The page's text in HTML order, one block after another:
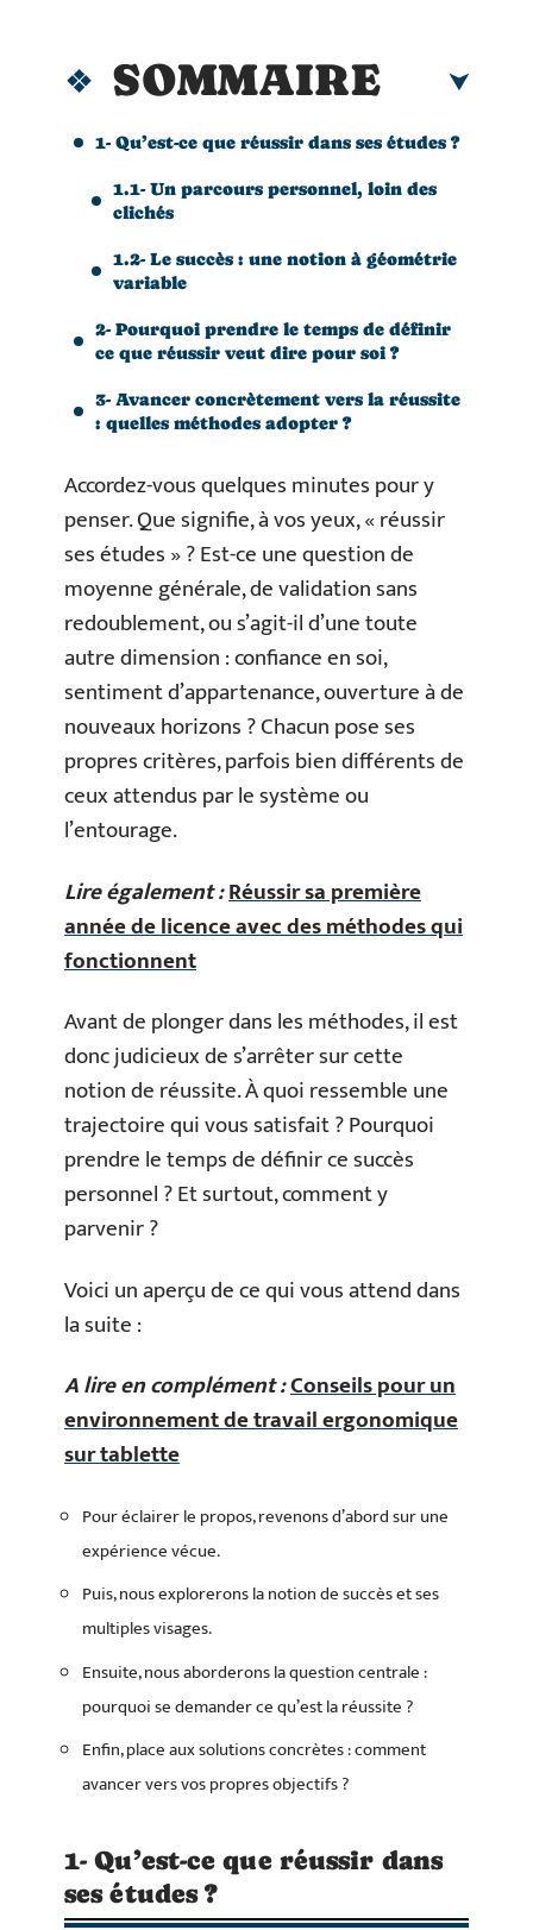
SOMMAIRE
1- Qu’est-ce que réussir dans ses études ?
1.1- Un parcours personnel, loin des
clichés
1.2- Le succès : une notion à géométrie
variable
2- Pourquoi prendre le temps de définir
ce que réussir veut dire pour soi ?
3- Avancer concrètement vers la réussite
: quelles méthodes adopter ?
Accordez-vous quelques minutes pour y
penser. Que signifie, à vos yeux, « réussir
ses études » ? Est-ce une question de
moyenne générale, de validation sans
redoublement, ou s’agit-il d’une toute
autre dimension : confiance en soi,
sentiment d’appartenance, ouverture à de
nouveaux horizons ? Chacun pose ses
propres critères, parfois bien différents de
ceux attendus par le système ou
l’entourage.
Lire également :Réussir sa première
année de licence avec des méthodes qui
fonctionnent
Avant de plonger dans les méthodes, il est
donc judicieux de s’arrêter sur cette
notion de réussite. À quoi ressemble une
trajectoire qui vous satisfait ? Pourquoi
prendre le temps de définir ce succès
personnel ? Et surtout, comment y
parvenir ?
Voici un aperçu de ce qui vous attend dans
la suite :
A lire en complément :Conseils pour un
environnement de travail ergonomique
sur tablette
Pour éclairer le propos, revenons d’abord sur une
expérience vécue.
Puis, nous explorerons la notion de succès et ses
multiples visages.
Ensuite, nous aborderons la question centrale :
pourquoi se demander ce qu’est la réussite ?
Enfin, place aux solutions concrètes : comment
avancer vers vos propres objectifs ?
1- Qu’est-ce que réussir dans
ses études ?